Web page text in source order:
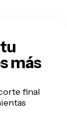
más
final